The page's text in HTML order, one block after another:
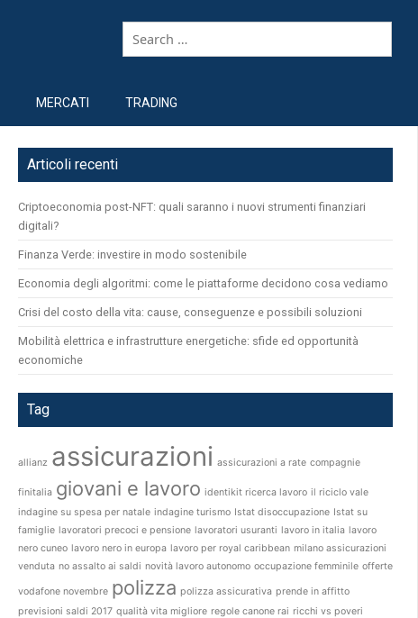
MERCATI TRADING
Articoli recenti
Criptoeconomia post-NFT: quali saranno i nuovi strumenti finanziari
digitali?
Finanza Verde: investire in modo sostenibile
Economia degli algoritmi: come le piattaforme decidono cosa vediamo
Crisi del costo della vita: cause, conseguenze e possibili soluzioni
Mobilità elettrica e infrastrutture energetiche: sfide ed opportunità
economiche
Tag
allianz assicurazioni assicurazioni a rate compagnie
finitalia giovani e lavoro identikit ricerca lavoro il riciclo vale
indagine su spesa per natale indagine turismo Istat disoccupazione Istat su
famiglie lavoratori precoci e pensione lavoratori usuranti lavoro in italia lavoro
nero cuneo lavoro nero in europa lavoro per royal caribbean milano assicurazioni
venduta no assalto ai saldi novità lavoro autonomo occupazione femminile offerte
vodafone novembre polizza polizza assicurativa prende in affitto
previsioni saldi 2017 qualità vita migliore regole canone rai ricchi vs poveri